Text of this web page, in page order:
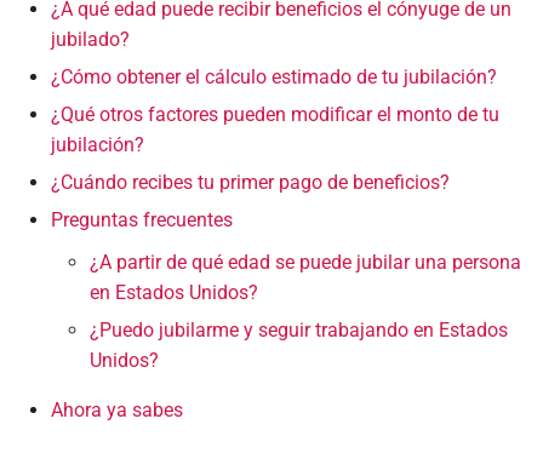
¿A qué edad puede recibir beneficios el cónyuge de un
jubilado?
¿Cómo obtener el cálculo estimado de tu jubilación?
¿Qué otros factores pueden modificar el monto de tu
jubilación?
¿Cuándo recibes tu primer pago de beneficios?
Preguntas frecuentes
¿A partir de qué edad se puede jubilar una persona
en Estados Unidos?
¿Puedo jubilarme y seguir trabajando en Estados
Unidos?
Ahora ya sabes